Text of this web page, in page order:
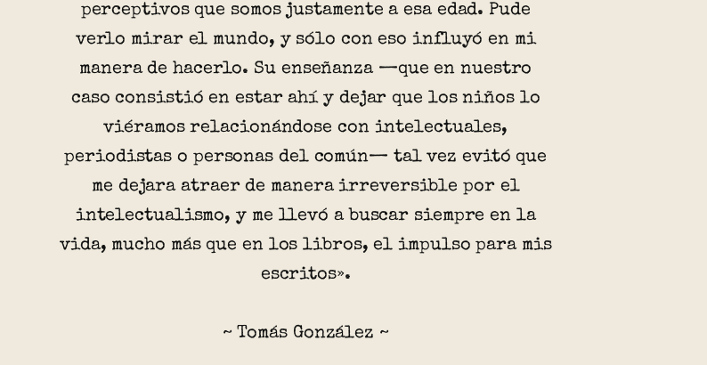
perceptivos que somos justamente a esa edad. Pude
verlo mirar el mundo, y sólo con eso influyó en mi
manera de hacerlo. Su enseñanza —que en nuestro
caso consistió en estar ahí y dejar que los niños lo
viéramos relacionándose con intelectuales,
periodistas o personas del común— tal vez evitó que
me dejara atraer de manera irreversible por el
intelectualismo, y me llevó a buscar siempre en la
vida, mucho más que en los libros, el impulso para mis
escritos».
~ Tomás González ~